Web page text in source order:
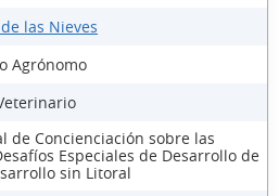
las Nieves
Agrónomo
de Concienciación sobre las
Especiales de Desarrollo de
sin Litoral